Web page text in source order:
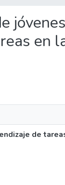
en
de